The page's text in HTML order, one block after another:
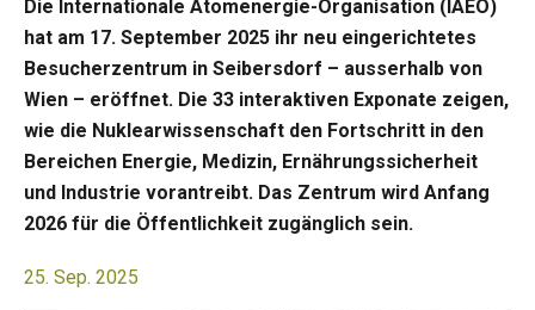
Die Internationale Atomenergie-Organisation (IAEO)
hat am 17. September 2025 ihr neu eingerichtetes
Besucherzentrum in Seibersdorf – ausserhalb von
Wien – eröffnet. Die 33 interaktiven Exponate zeigen,
wie die Nuklearwissenschaft den Fortschritt in den
Bereichen Energie, Medizin, Ernährungssicherheit
und Industrie vorantreibt. Das Zentrum wird Anfang
2026 für die Öffentlichkeit zugänglich sein.
25. Sep. 2025